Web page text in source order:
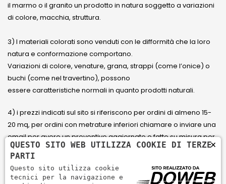
il marmo o il granito un prodotto in natura soggetto a variazioni
di colore, macchia, struttura.
3) I materiali colorati sono venduti con le difformità che la loro
natura e conformazione comportano.
Variazioni di colore, venature, grana, strappi (come l’onice) o
buchi (come nel travertino), possono
essere caratteristiche normali in quanto prodotti naturali.
4) i prezzi indicati sul sito si riferiscono per ordini di almeno 15-
20 mq, per ordini con metrature inferiori chiamare o inviare una
email per avere un preventivo aggiornato e fatto su misura per
il cliente.
5) Paga con Carta di credito Visa, Visa Electron, Maestro,
×
QUESTO SITO WEB UTILIZZA COOKIE DI TERZE
PARTI
Questo sito utilizza cookie
tecnici per la navigazione e